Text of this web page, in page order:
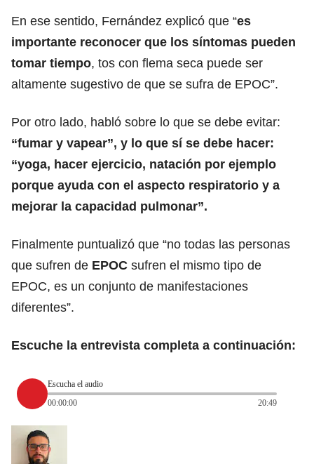
En ese sentido, Fernández explicó que “es
importante reconocer que los síntomas pueden
tomar tiempo, tos con flema seca puede ser
altamente sugestivo de que se sufra de EPOC”.
Por otro lado, habló sobre lo que se debe evitar:
“fumar y vapear”, y lo que sí se debe hacer:
“yoga, hacer ejercicio, natación por ejemplo
porque ayuda con el aspecto respiratorio y a
mejorar la capacidad pulmonar”.
Finalmente puntualizó que “no todas las personas
que sufren de EPOC sufren el mismo tipo de
EPOC, es un conjunto de manifestaciones
diferentes”.
Escuche la entrevista completa a continuación:
Escucha el audio
00:00:00
20:49